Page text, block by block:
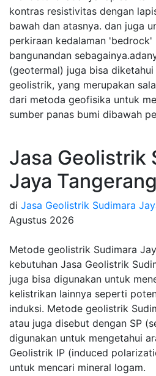
kontras resistivitas dengan
bawah dan atasnya. dan juga
perkiraan kedalaman 'bedrock'
bangunandan
(geotermal) juga bisa
geolistrik, yang merupakan
dari metoda geofisika untuk
sumber panas bumi dibawah
Jasa Geolistrik
Jaya
di Jasa Geolistrik Sudimara
Agustus 2026
Metode geolistrik Sudimara
kebutuhan Jasa Geolistrik
juga bisa digunakan untuk
kelistrikan lainnya seperti
induksi. Metode geolistrik
atau juga disebut dengan SP
digunakan untuk mengetahui
Geolistrik IP (induced
untuk mencari mineral logam.